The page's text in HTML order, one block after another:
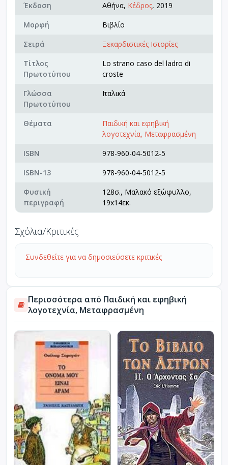
Έκδοση Αθήνα, Κέδρος, 2019
Μορφή
Βιβλίο
Σειρά
Ξεκαρδιστικές Ιστορίες
Τίτλος
Πρωτοτύπου
Lo strano caso del ladro di
croste
Γλώσσα
Πρωτοτύπου
Ιταλικά
Θέματα
Παιδική και εφηβική
λογοτεχνία, Μεταφρασμένη
ISBN
978-960-04-5012-5
ISBN-13
978-960-04-5012-5
Φυσική
περιγραφή
128σ., Μαλακό εξώφυλλο,
19x14εκ.
Σχόλια/Κριτικές
Συνδεθείτε για να δημοσιεύσετε κριτικές
Περισσότερα από Παιδική και εφηβική
λογοτεχνία, Μεταφρασμένη